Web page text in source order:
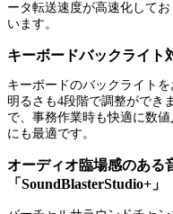
ータ転送速度が高速化して
います。
キーボードバックライト
キーボードのバックライト
明るさも4段階で調整ができ
で、事務作業時も快適に数
にも最適です。
オーディオ臨場感のある
「SoundBlasterStudio+」